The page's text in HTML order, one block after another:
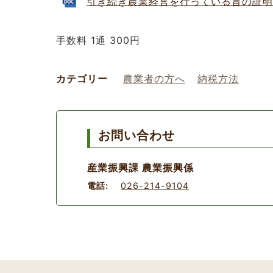
手数料 1通 300円
カテゴリー 農業者の方へ 納税方法
お問い合わせ
産業振興課 農業振興係
電話: 026-214-9104